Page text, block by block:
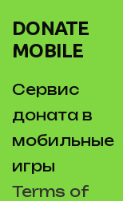
DONATE
MOBILE
Сервис
доната в
мобильные
игры
Terms of